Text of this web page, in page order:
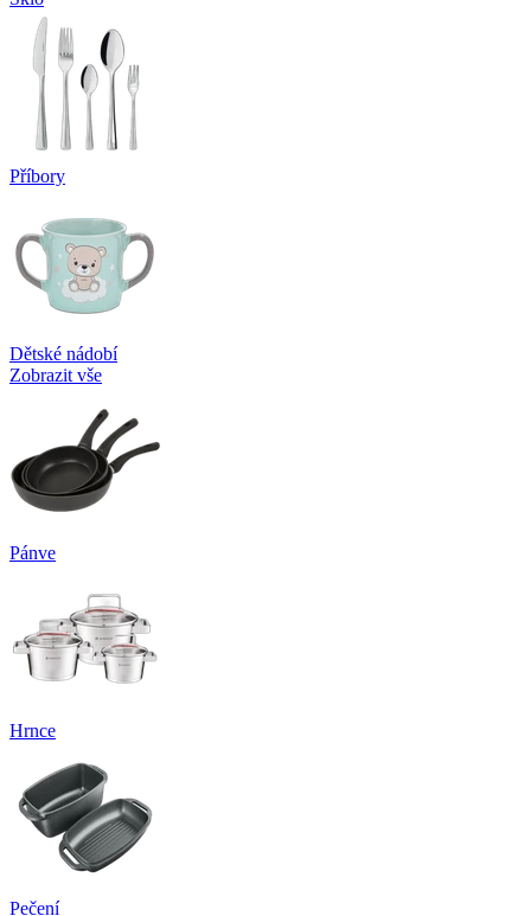
Příbory
Dětské nádobí
Zobrazit vše
Pánve
Hrnce
Pečení